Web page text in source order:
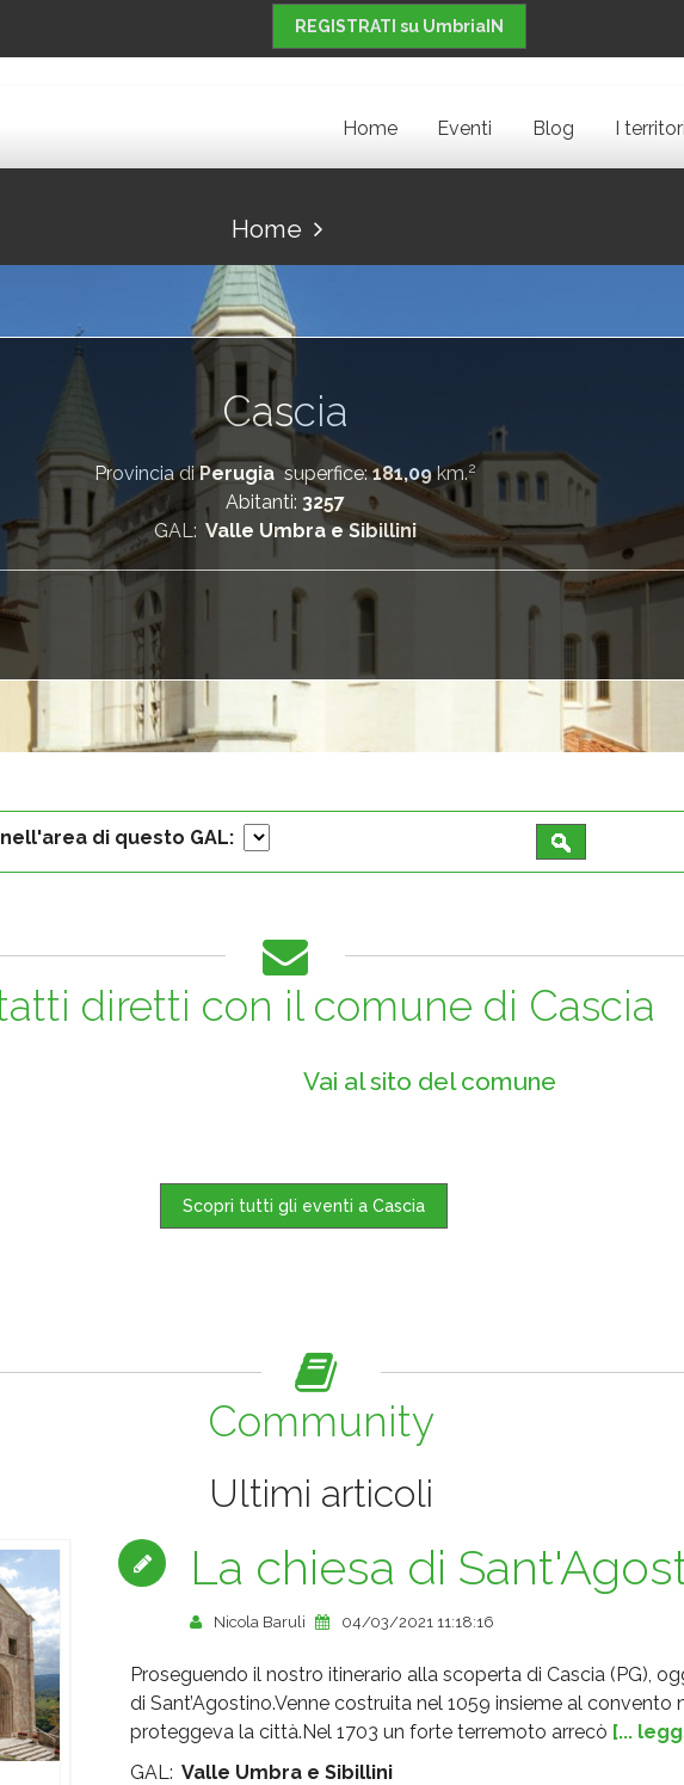
REGISTRATI su UmbriaIN
Home Eventi Blog I territori
Home
Cascia
Provincia diPerugiasuperfice:181,09km.2
Abitanti: 3257
GAL: Valle Umbra e Sibillini
di questo GAL:
diretti con il comune di Cascia
Vai al sito del comune
Scopri tutti gli eventi a Cascia
Community
Ultimi articoli
La chiesa di
Nicola Baruli 04/03/2021 11:18:16
Proseguendo il nostro itinerario alla scoperta di Cascia (PG),
di Sant’Agostino.Venne costruita nel 1059 insieme al convento
proteggeva la città.Nel 1703 un forte terremoto arrecò [...
GAL: Valle Umbra e Sibillini